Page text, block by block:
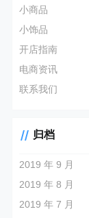
小商品
小饰品
开店指南
电商资讯
联系我们
归档
2019 年 9 月
2019 年 8 月
2019 年 7 月